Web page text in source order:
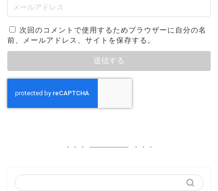
次回のコメントで使用するためブラウザーに自分の名
前、メールアドレス、サイトを保存する。